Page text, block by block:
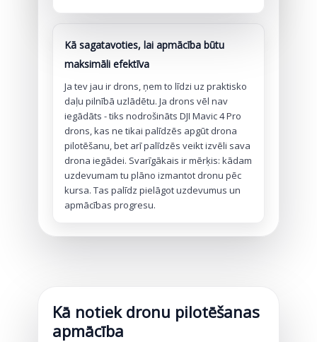
Kā sagatavoties, lai apmācība būtu
maksimāli efektīva
Ja tev jau ir drons, ņem to līdzi uz praktisko
daļu pilnībā uzlādētu. Ja drons vēl nav
iegādāts - tiks nodrošināts DJI Mavic 4 Pro
drons, kas ne tikai palīdzēs apgūt drona
pilotēšanu, bet arī palīdzēs veikt izvēli sava
drona iegādei. Svarīgākais ir mērķis: kādam
uzdevumam tu plāno izmantot dronu pēc
kursa. Tas palīdz pielāgot uzdevumus un
apmācības progresu.
Kā notiek dronu pilotēšanas
apmācība